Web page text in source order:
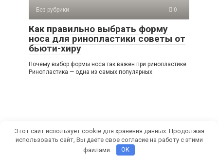
Без рубрики 0
Как правильно выбрать форму
носа для ринопластики советы от
бьюти-хиру
Почему выбор формы носа так важен при ринопластике
Ринопластика — одна из самых популярных
© 2026 СамРуками
Этот сайт использует cookie для хранения данных. Продолжая
использовать сайт, Вы даете свое согласие на работу с этими
файлами.
OK